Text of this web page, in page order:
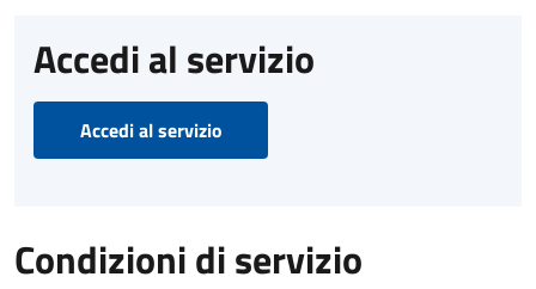
Accedi al servizio
Accedi al servizio
Condizioni di servizio